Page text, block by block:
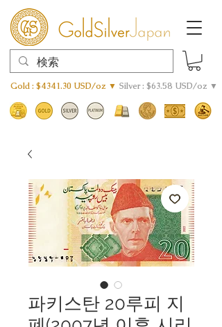
Gold : $4341.30 USD/oz ▼ Silver : $63.58 USD/oz ▼
파키스탄 20루피 지